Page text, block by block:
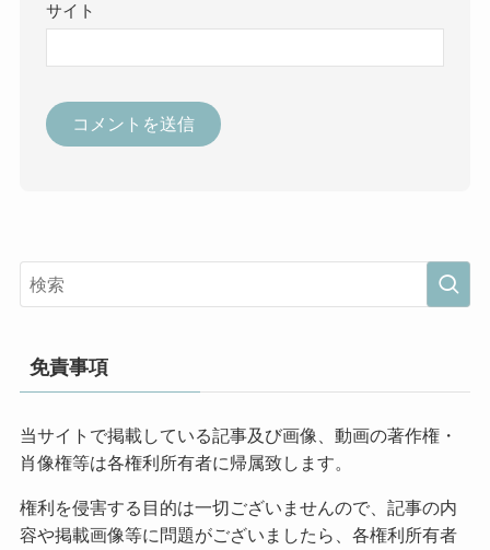
サイト
免責事項
当サイトで掲載している記事及び画像、動画の著作権・
肖像権等は各権利所有者に帰属致します。
権利を侵害する目的は一切ございませんので、記事の内
容や掲載画像等に問題がございましたら、各権利所有者